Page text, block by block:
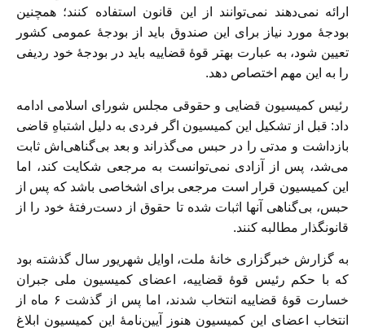
ارائه نمی‌دهند نمی‌توانند از این قانون استفاده کنند؛ همچنین
بودجهٔ مورد نیاز برای این صندوق باید از بودجهٔ عمومی کشور
تعیین شود، به عبارت بهتر قوهٔ قضاییه باید در بودجهٔ خود ردیفی
را به این مهم اختصاص دهد.
رئیس کمیسیون قضایی و حقوقی مجلس شورای اسلامی ادامه
داد: قبل از تشکیل این کمیسیون اگر فردی به ‌دلیل اشتباهِ قاضی
بازداشت و مدتی را در حبس می‌گذراند و بعد بی‌گناهی‌اش ثابت
می‌شد، پس از آزادی نمی‌توانست به مرجعی شکایت کند، اما
این کمیسیون قرار است مرجعی برای اشخاصی باشد که پس از
حبس، بی‌گناهی آنها اثبات شده تا حقوق از دست‌رفتهٔ خود را از
قانونگذار مطالبه کنند.
به گزارش خبرگزاری خانهٔ ملت، اوایل شهریور سال‌ گذشته بود
که با حکم رئیس قوهٔ ‌قضاییه، اعضای کمیسیون ملی جبران
خسارت قوهٔ قضاییه انتخاب شدند، اما پس از گذشت ۶‌ ماه از
انتخاب اعضای این کمیسیون هنوز آیین‌نامهٔ این کمیسیون ابلاغ